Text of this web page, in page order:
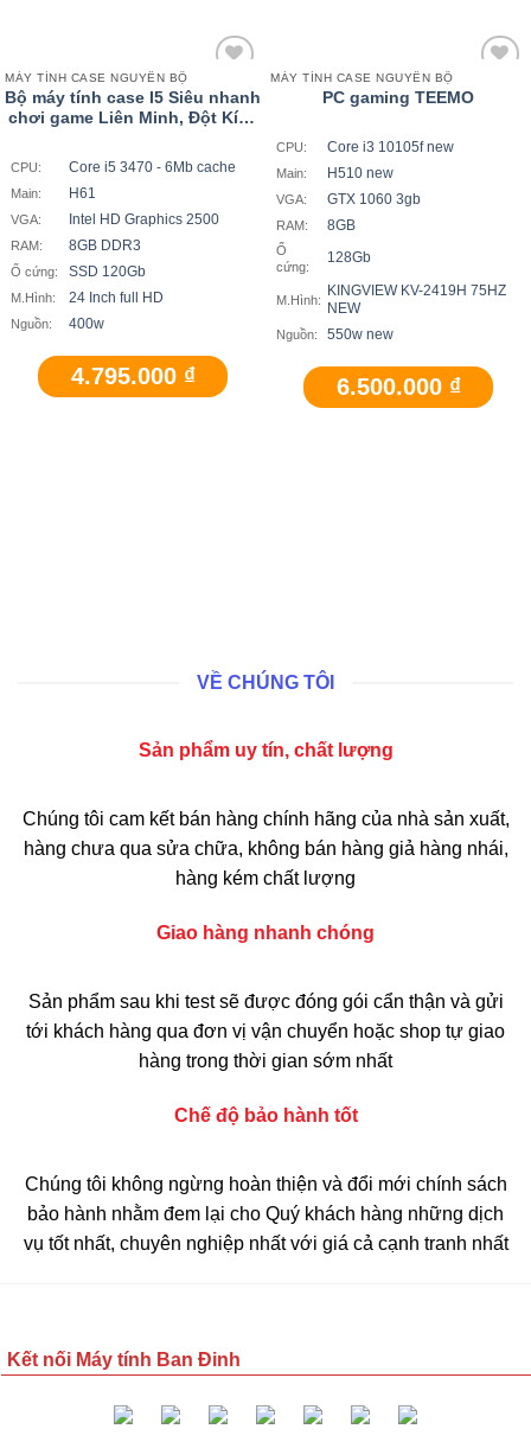
Add
to
wishlist
MÁY TÍNH CASE NGUYÊN BỘ
Bộ máy tính case I5 Siêu nhanh
chơi game Liên Minh, Đột Kích
MỚI 95% Window 10, Màn 24
4.795.000 ₫
CPU: Core i5 3470 - 6Mb cache
Main: H61
VGA: Intel HD Graphics 2500
RAM: 8GB DDR3
Ổ cứng: SSD 120Gb
M.Hình: 24 Inch full HD
Nguồn: 400w
MÁY TÍNH CASE NGUYÊN BỘ
PC gaming TEEMO
6.500.000 ₫
CPU: Core i3 10105f new
Main: H510 new
VGA: GTX 1060 3gb
RAM: 8GB
Ổ
cứng:
128Gb
M.Hình:
KINGVIEW KV-2419H 75HZ
NEW
Nguồn: 550w new
VỀ CHÚNG TÔI
Sản phẩm uy tín, chất lượng
Chúng tôi cam kết bán hàng chính hãng của nhà sản xuất,
hàng chưa qua sửa chữa, không bán hàng giả hàng nhái,
hàng kém chất lượng
Giao hàng nhanh chóng
Sản phẩm sau khi test sẽ được đóng gói cẩn thận và gửi
tới khách hàng qua đơn vị vận chuyển hoặc shop tự giao
hàng trong thời gian sớm nhất
Chế độ bảo hành tốt
Chúng tôi không ngừng hoàn thiện và đổi mới chính sách
bảo hành nhằm đem lại cho Quý khách hàng những dịch
vụ tốt nhất, chuyên nghiệp nhất với giá cả cạnh tranh nhất
Kết nối Máy tính Ban Đinh